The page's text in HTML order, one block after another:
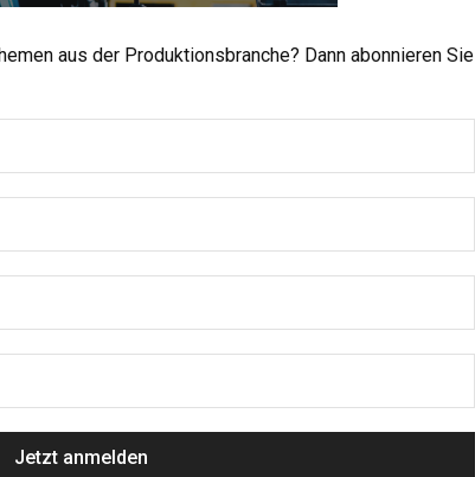
aus der Produktionsbranche? Dann abonnieren Sie